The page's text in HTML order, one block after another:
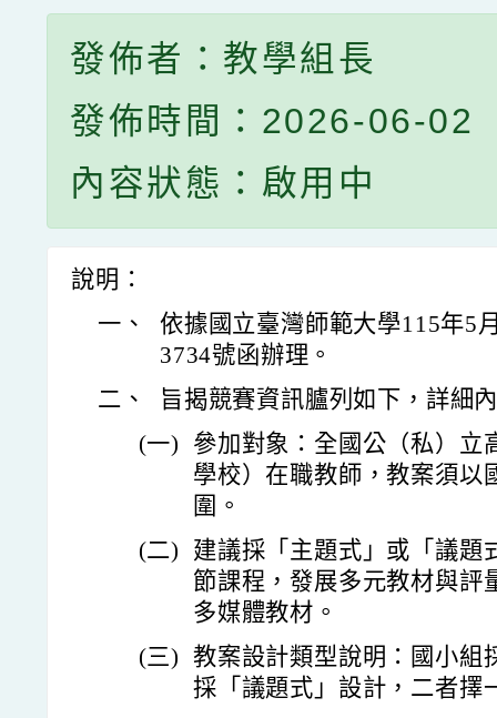
發佈者：教學組長
發佈時間：2026-06-02
內容狀態：啟用中
說明：
一、
依據國立臺灣師範大學115年5
3734號函辦理。
二、
旨揭競賽資訊臚列如下，詳細
(一)
參加對象：全國公（私）立
學校）在職教師，教案須以
圍。
(二)
建議採「主題式」或「議題
節課程，發展多元教材與評
多媒體教材。
(三) 教案設計類型說明：國小組
採「議題式」設計，二者擇